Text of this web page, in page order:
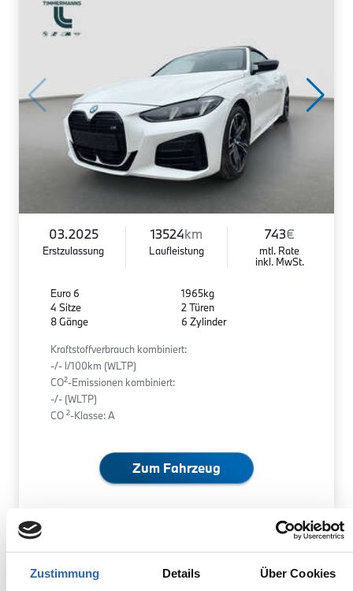
Zustimmung Details Über Cookies
03.2025
Erstzulassung
13524km
Laufleistung
743€
mtl. Rate
inkl. MwSt.
Euro 6
4 Sitze
8 Gänge
1965kg
2 Türen
6 Zylinder
Kraftstoffverbrauch kombiniert:
-/- l/100km (WLTP)
CO2-Emissionen kombiniert:
-/- (WLTP)
CO 2-Klasse: A
Zum Fahrzeug
BMW
M135
40.890,00€
MwSt. ist ausweisbar